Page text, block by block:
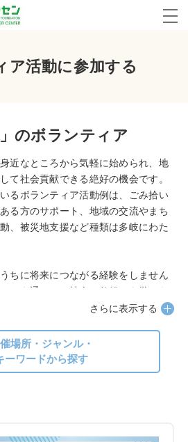
ア活動に参加する
」のボランティア
近なところから気軽に始められ、地
て社会貢献できる絶好の機会です。
るボランティア活動例は、ごみ拾い
る方のサポート、地域の交流やまち
、被災地支援など種類は多岐にわた
ちに将来につながる経験をしません
アを通じて、社会の仕組みを学んだ
けたりできます。進学や就職の際に
してみてください。
さらに表示する
場所・ジャンル・
ーワードから探す